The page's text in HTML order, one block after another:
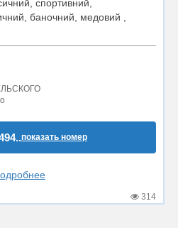
спортивний,
баночний, медовий ,
показать номер
314